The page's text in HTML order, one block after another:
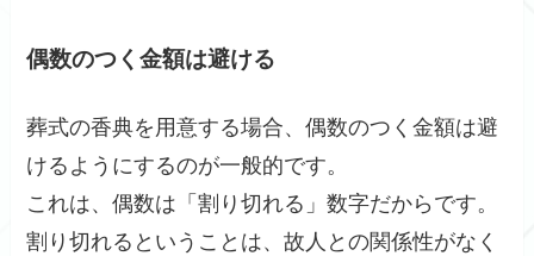
偶数のつく金額は避ける
葬式の香典を用意する場合、偶数のつく金額は避
けるようにするのが一般的です。
これは、偶数は「割り切れる」数字だからです。
割り切れるということは、故人との関係性がなく